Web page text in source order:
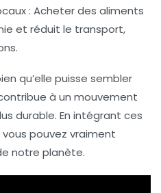
: Acheter des aliments
et réduit le transport,
qu’elle puisse sembler
à un mouvement
durable. En intégrant ces
pouvez vraiment
notre planète.